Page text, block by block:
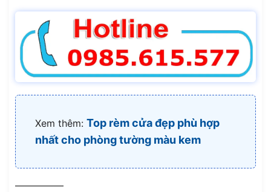
Xem thêm: Top rèm cửa đẹp phù hợp
nhất cho phòng tường màu kem
—————